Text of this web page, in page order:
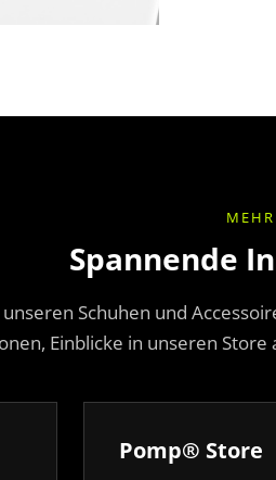
Spannende
Schuhen und
Einblicke in unseren
Pomp® Store